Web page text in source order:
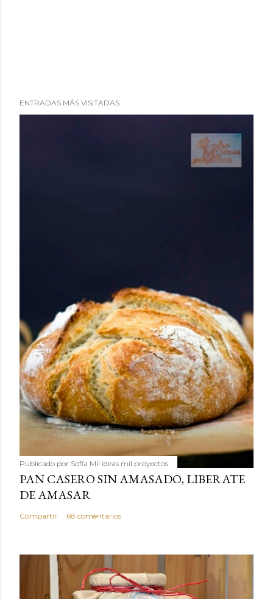
ENTRADAS MÁS VISITADAS
Publicado por Sofía Mil ideas mil proyectos
PAN CASERO SIN AMASADO, LIBERATE
DE AMASAR
Compartir 68 comentarios